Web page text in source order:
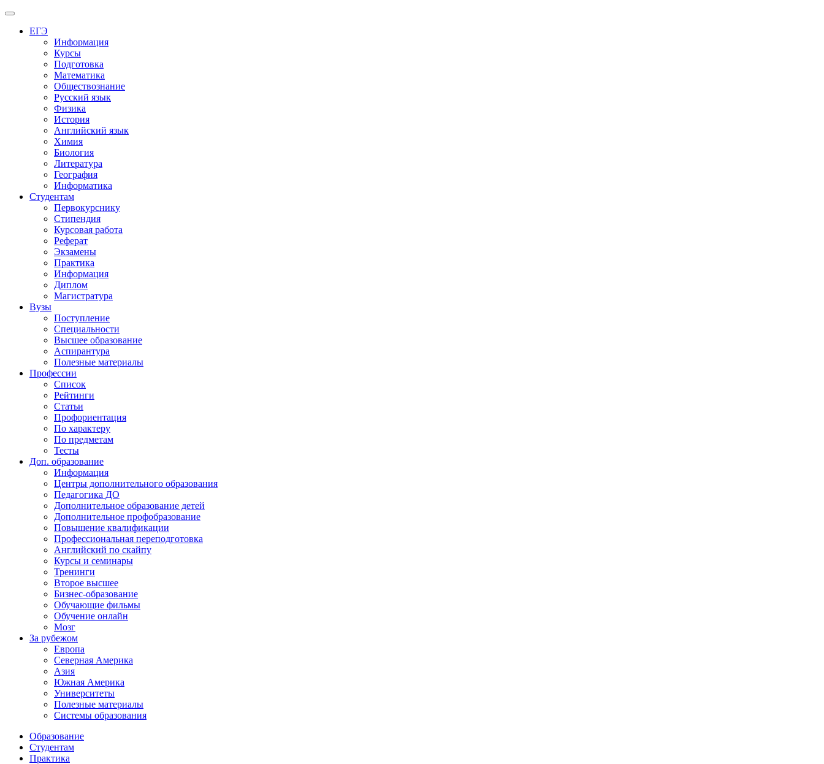
Меню
ЕГЭ
Информация
Курсы
Подготовка
Математика
Обществознание
Русский язык
Физика
История
Английский язык
Химия
Биология
Литература
География
Информатика
Студентам
Первокурснику
Стипендия
Курсовая работа
Реферат
Экзамены
Практика
Информация
Диплом
Магистратура
Вузы
Поступление
Специальности
Высшее образование
Аспирантура
Полезные материалы
Профессии
Список
Рейтинги
Статьи
Профориентация
По характеру
По предметам
Тесты
Доп. образование
Информация
Центры дополнительного образования
Педагогика ДО
Дополнительное образование детей
Дополнительное профобразование
Повышение квалификации
Профессиональная переподготовка
Английский по скайпу
Курсы и семинары
Тренинги
Второе высшее
Бизнес-образование
Обучающие фильмы
Обучение онлайн
Мозг
За рубежом
Европа
Северная Америка
Азия
Южная Америка
Университеты
Полезные материалы
Системы образования
Образование
Студентам
Практика